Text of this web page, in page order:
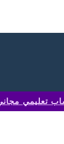
تعليمي